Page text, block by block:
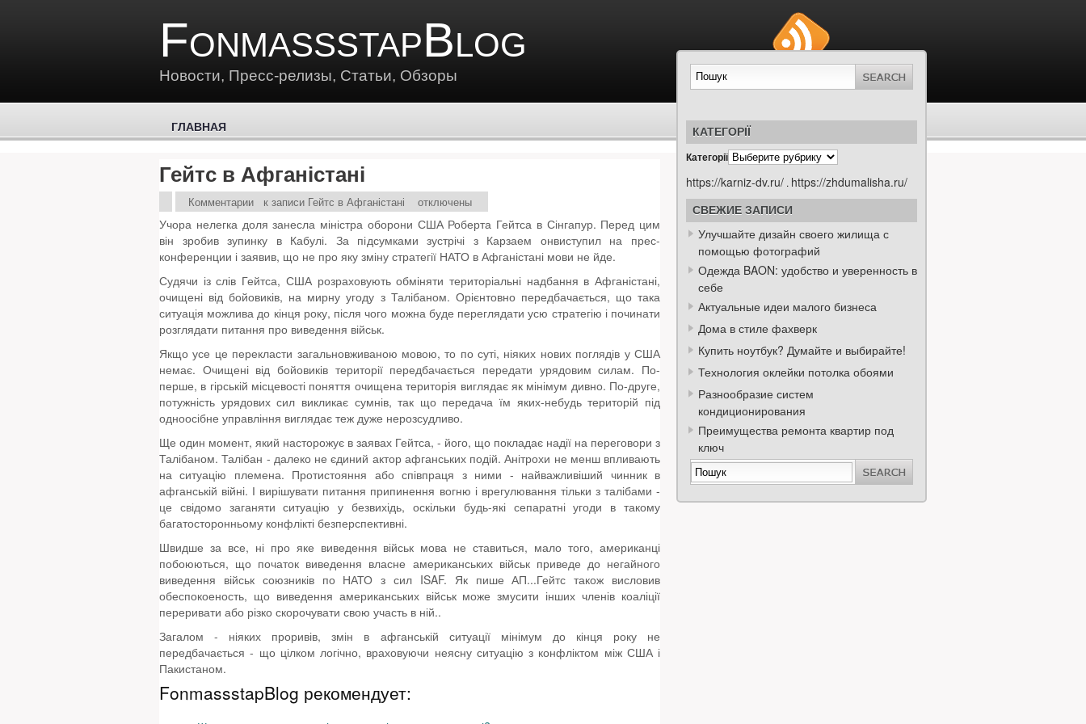
FonmassstapBlog
Новости, Пресс-релизы, Статьи, Обзоры
ГЛАВНАЯ
Гейтс в Афганістані
Комментарии к записи Гейтс в Афганістані отключены
Учора нелегка доля занесла міністра оборони США Роберта Гейтса в Сінгапур. Перед цим
він зробив зупинку в Кабулі. За підсумками зустрічі з Карзаем онвиступил на прес-
конференции і заявив, що не про яку зміну стратегії НАТО в Афганістані мови не йде.
Судячи із слів Гейтса, США розраховують обміняти територіальні надбання в Афганістані,
очищені від бойовиків, на мирну угоду з Талібаном. Орієнтовно передбачається, що така
ситуація можлива до кінця року, після чого можна буде переглядати усю стратегію і починати
розглядати питання про виведення військ.
Якщо усе це перекласти загальновживаною мовою, то по суті, ніяких нових поглядів у США
немає. Очищені від бойовиків території передбачається передати урядовим силам. По-
перше, в гірській місцевості поняття очищена територія виглядає як мінімум дивно. По-друге,
потужність урядових сил викликає сумнів, так що передача їм яких-небудь територій під
одноосібне управління виглядає теж дуже нерозсудливо.
Ще один момент, який насторожує в заявах Гейтса, - його, що покладає надії на переговори з
Талібаном. Талібан - далеко не єдиний актор афганських подій. Анітрохи не менш впливають
на ситуацію племена. Протистояння або співпраця з ними - найважливіший чинник в
афганській війні. І вирішувати питання припинення вогню і врегулювання тільки з талібами -
це свідомо заганяти ситуацію у безвихідь, оскільки будь-які сепаратні угоди в такому
багатосторонньому конфлікті безперспективні.
Швидше за все, ні про яке виведення військ мова не ставиться, мало того, американці
побоюються, що початок виведення власне американських військ приведе до негайного
виведення військ союзників по НАТО з сил ISAF. Як пише АП...Гейтс також висловив
обеспокоеность, що виведення американських військ може змусити інших членів коаліції
переривати або різко скорочувати свою участь в ній..
Загалом - ніяких проривів, змін в афганській ситуації мінімум до кінця року не
передбачається - що цілком логічно, враховуючи неясну ситуацію з конфліктом між США і
Пакистаном.
FonmassstapBlog рекомендует:
КАТЕГОРІЇ
Категорії
https://karniz-dv.ru/ . https://zhdumalisha.ru/
СВЕЖИЕ ЗАПИСИ
Улучшайте дизайн своего жилища с
помощью фотографий
Одежда BAON: удобство и уверенность в
себе
Актуальные идеи малого бизнеса
Дома в стиле фахверк
Купить ноутбук? Думайте и выбирайте!
Технология оклейки потолка обоями
Разнообразие систем
кондиционирования
Преимущества ремонта квартир под
ключ